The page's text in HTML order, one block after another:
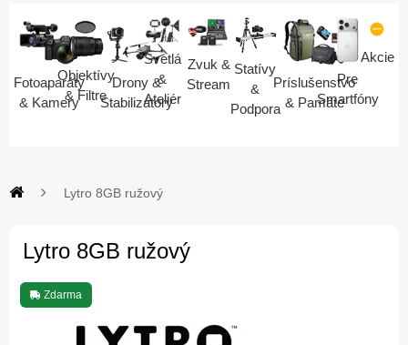
Fotoaparáty
& Kamery
Objektívy
& Filtre
Drony &
Stabilizátory
Svetlá
&
Ateliér
Zvuk &
Stream
Statívy
&
Podpora
Príslušenstvo
& Pamäte
Pre
Smartfóny
Akcie
Lytro 8GB ružový
Lytro 8GB ružový
Zdarma